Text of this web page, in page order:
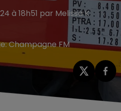
à 18h51 par Melissa K
Champagne FM